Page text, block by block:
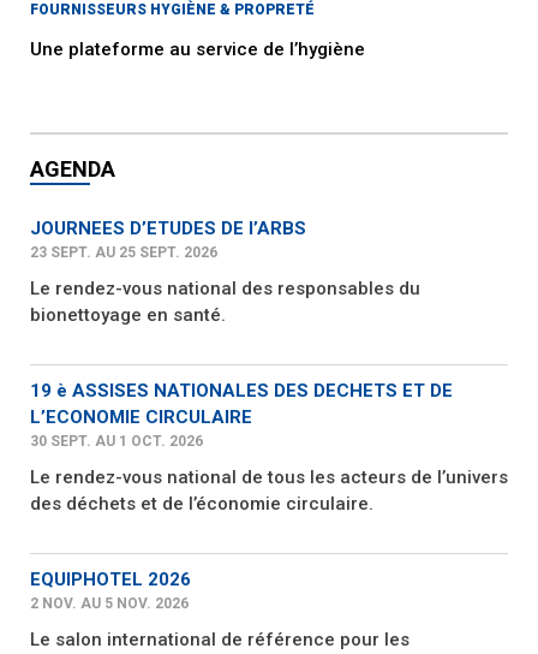
FOURNISSEURS HYGIÈNE & PROPRETÉ
Une plateforme au service de l’hygiène
AGENDA
JOURNEES D’ETUDES DE l’ARBS
23 SEPT. AU 25 SEPT. 2026
Le rendez-vous national des responsables du
bionettoyage en santé.
19 è ASSISES NATIONALES DES DECHETS ET DE
L’ECONOMIE CIRCULAIRE
30 SEPT. AU 1 OCT. 2026
Le rendez-vous national de tous les acteurs de l’univers
des déchets et de l’économie circulaire.
EQUIPHOTEL 2026
2 NOV. AU 5 NOV. 2026
Le salon international de référence pour les